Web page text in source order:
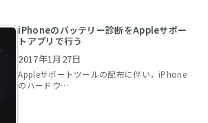
iPhoneのバッテリー診断をAppleサポー
トアプリで行う
2017年1月27日
Appleサポートツールの配布に伴い，iPhone
のハードウ…